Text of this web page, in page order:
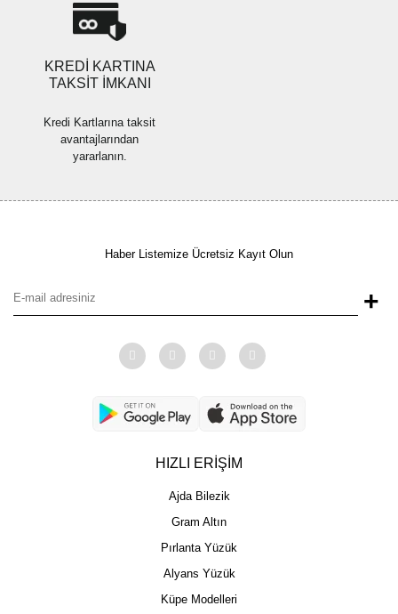
KREDİ KARTINA
TAKSİT İMKANI
Kredi Kartlarına taksit
avantajlarından
yararlanın.
Haber Listemize Ücretsiz Kayıt Olun
+
HIZLI ERİŞİM
Ajda Bilezik
Gram Altın
Pırlanta Yüzük
Alyans Yüzük
Küpe Modelleri